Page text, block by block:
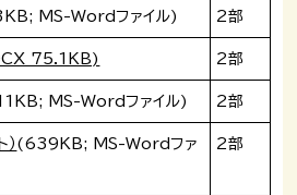
MS-Wordファイル) 2部
75.1KB) 2部
MS-Wordファイル) 2部
(639KB; MS-Wordファ
2部